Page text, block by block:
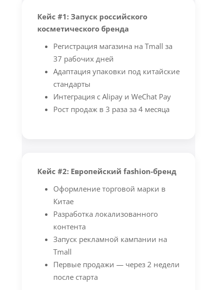
Кейс #1: Запуск российского
косметического бренда
Регистрация магазина на Tmall за
37 рабочих дней
Адаптация упаковки под китайские
стандарты
Интеграция с Alipay и WeChat Pay
Рост продаж в 3 раза за 4 месяца
Кейс #2: Европейский fashion-бренд
Оформление торговой марки в
Китае
Разработка локализованного
контента
Запуск рекламной кампании на
Tmall
Первые продажи — через 2 недели
после старта